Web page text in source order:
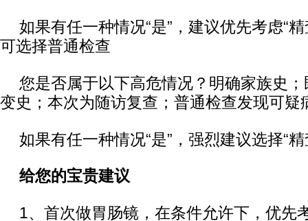
如果有任一种情况“是”，建议优先考虑“
可选择普通检查
您是否属于以下高危情况？明确家族史
变史；本次为随访复查；普通检查发现可疑
如果有任一种情况“是”，强烈建议选择“精
给您的宝贵建议
1、首次做胃肠镜，在条件允许下，优先